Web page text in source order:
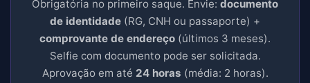
Obrigatória no primeiro saque. Envie: documento
de identidade (RG, CNH ou passaporte) +
comprovante de endereço (últimos 3 meses).
Selfie com documento pode ser solicitada.
Aprovação em até 24 horas (média: 2 horas).